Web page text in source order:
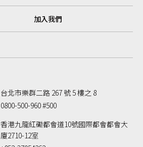
加入我們
台北市樂群二路 267 號 5 樓之 8
0800-500-960 #500
香港九龍紅磡都會道10號國際都會都會大
廈2710-12室